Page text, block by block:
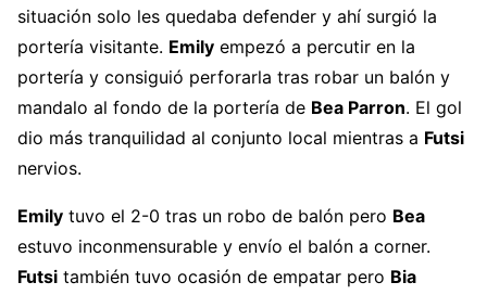
situación solo les quedaba defender y ahí surgió la
portería visitante. Emily empezó a percutir en la
portería y consiguió perforarla tras robar un balón y
mandalo al fondo de la portería de Bea Parron. El gol
dio más tranquilidad al conjunto local mientras a Futsi
nervios.
Emily tuvo el 2-0 tras un robo de balón pero Bea
estuvo inconmensurable y envío el balón a corner.
Futsi también tuvo ocasión de empatar pero Bia